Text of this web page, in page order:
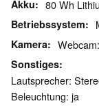
Akku 80 Wh
Betriebssystem
Kamera
Sonstiges
Lautsprecher:
Beleuchtung: ja